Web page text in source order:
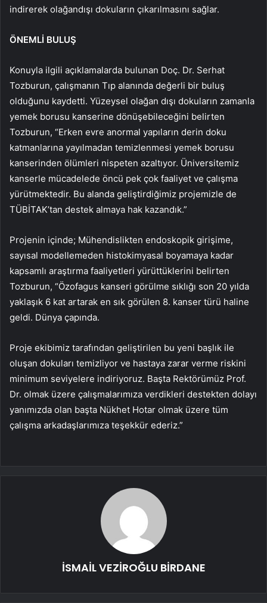
indirerek olağandışı dokuların çıkarılmasını sağlar.
ÖNEMLİ BULUŞ
Konuyla ilgili açıklamalarda bulunan Doç. Dr. Serhat
Tozburun, çalışmanın Tıp alanında değerli bir buluş
olduğunu kaydetti. Yüzeysel olağan dışı dokuların zamanla
yemek borusu kanserine dönüşebileceğini belirten
Tozburun, “Erken evre anormal yapıların derin doku
katmanlarına yayılmadan temizlenmesi yemek borusu
kanserinden ölümleri nispeten azaltıyor. Üniversitemiz
kanserle mücadelede öncü pek çok faaliyet ve çalışma
yürütmektedir. Bu alanda geliştirdiğimiz projemizle de
TÜBİTAK’tan destek almaya hak kazandık.”
Projenin içinde; Mühendislikten endoskopik girişime,
sayısal modellemeden histokimyasal boyamaya kadar
kapsamlı araştırma faaliyetleri yürüttüklerini belirten
Tozburun, “Özofagus kanseri görülme sıklığı son 20 yılda
yaklaşık 6 kat artarak en sık görülen 8. kanser türü haline
geldi. Dünya çapında.
Proje ekibimiz tarafından geliştirilen bu yeni başlık ile
oluşan dokuları temizliyor ve hastaya zarar verme riskini
minimum seviyelere indiriyoruz. Başta Rektörümüz Prof.
Dr. olmak üzere çalışmalarımıza verdikleri destekten dolayı
yanımızda olan başta Nükhet Hotar olmak üzere tüm
çalışma arkadaşlarımıza teşekkür ederiz.”
İSMAİL VEZİROĞLU BİRDANE